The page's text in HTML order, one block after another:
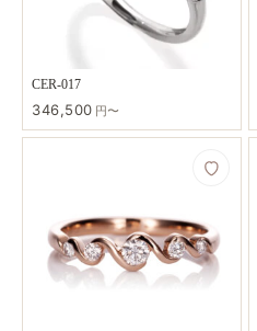
CER-017
346,500 円〜